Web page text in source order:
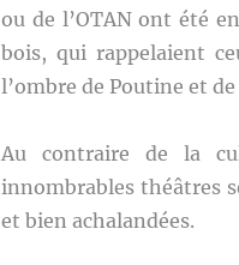
ou de l’OTAN ont été
bois, qui rappelaient
l’ombre de Poutine et
Au contraire de la
innombrables théâtres
et bien achalandées.